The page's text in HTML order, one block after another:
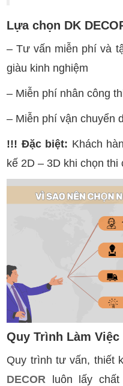
Lựa chọn DK
– Tư vấn miễn phí và
giàu kinh nghiệm
– Miễn phí nhân công
– Miễn phí vận chuyển
!!! Đặc biệt: Khách
kế 2D – 3D khi chọn thi
Quy Trình Làm Việc
Quy trình tư vấn, thiết
DECOR luôn lấy